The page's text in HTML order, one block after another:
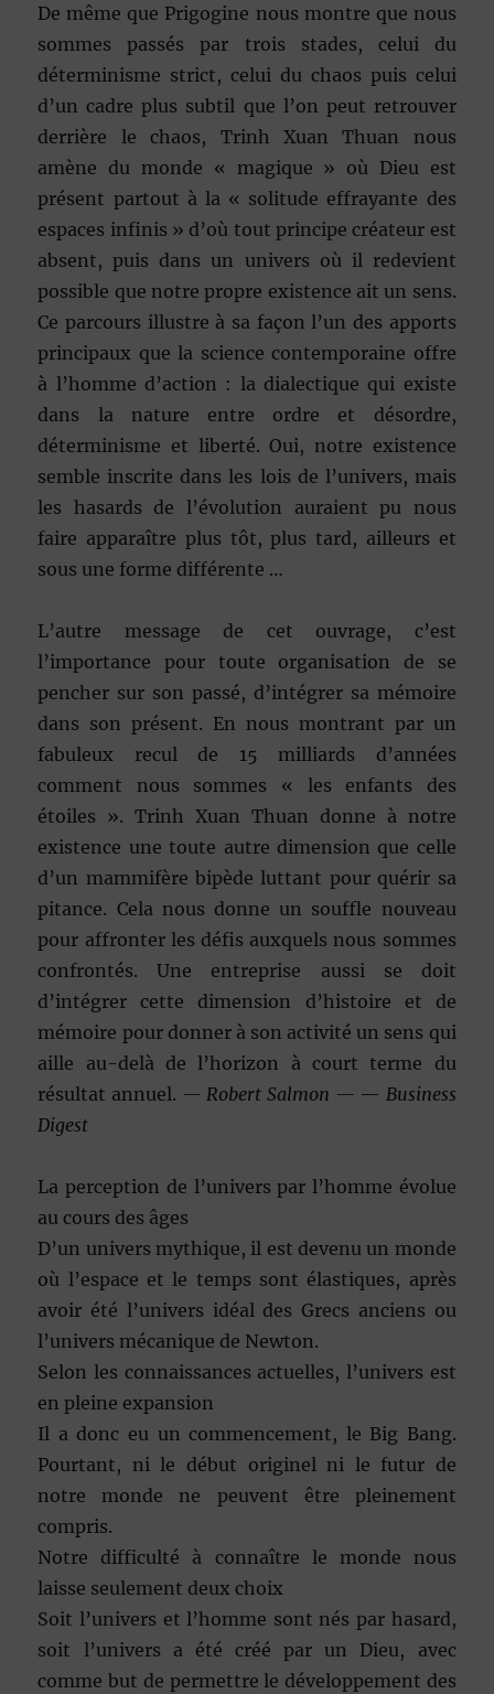
De même que Prigogine nous montre que nous
sommes passés par trois stades, celui du
déterminisme strict, celui du chaos puis celui
d’un cadre plus subtil que l’on peut retrouver
derrière le chaos, Trinh Xuan Thuan nous
amène du monde « magique » où Dieu est
présent partout à la « solitude effrayante des
espaces infinis » d’où tout principe créateur est
absent, puis dans un univers où il redevient
possible que notre propre existence ait un sens.
Ce parcours illustre à sa façon l’un des apports
principaux que la science contemporaine offre
à l’homme d’action : la dialectique qui existe
dans la nature entre ordre et désordre,
déterminisme et liberté. Oui, notre existence
semble inscrite dans les lois de l’univers, mais
les hasards de l’évolution auraient pu nous
faire apparaître plus tôt, plus tard, ailleurs et
sous une forme différente …
L’autre message de cet ouvrage, c’est
l’importance pour toute organisation de se
pencher sur son passé, d’intégrer sa mémoire
dans son présent. En nous montrant par un
fabuleux recul de 15 milliards d’années
comment nous sommes « les enfants des
étoiles ». Trinh Xuan Thuan donne à notre
existence une toute autre dimension que celle
d’un mammifère bipède luttant pour quérir sa
pitance. Cela nous donne un souffle nouveau
pour affronter les défis auxquels nous sommes
confrontés. Une entreprise aussi se doit
d’intégrer cette dimension d’histoire et de
mémoire pour donner à son activité un sens qui
aille au-delà de l’horizon à court terme du
résultat annuel. — Robert Salmon —— Business
Digest
La perception de l’univers par l’homme évolue
au cours des âges
D’un univers mythique, il est devenu un monde
où l’espace et le temps sont élastiques, après
avoir été l’univers idéal des Grecs anciens ou
l’univers mécanique de Newton.
Selon les connaissances actuelles, l’univers est
en pleine expansion
Il a donc eu un commencement, le Big Bang.
Pourtant, ni le début originel ni le futur de
notre monde ne peuvent être pleinement
compris.
Notre difficulté à connaître le monde nous
laisse seulement deux choix
Soit l’univers et l’homme sont nés par hasard,
soit l’univers a été créé par un Dieu, avec
comme but de permettre le développement des